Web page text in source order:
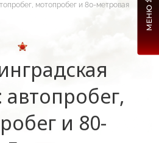
мотопробег и 80-метровая
автопробег,
и 80-
МЕНЮ